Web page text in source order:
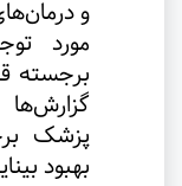
و
مورد
برجسته
پزشک
بهبود